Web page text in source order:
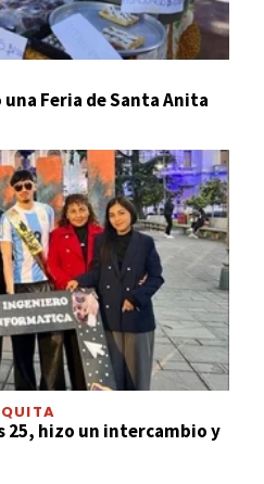
Feria de Santa Anita
hizo un intercambio y